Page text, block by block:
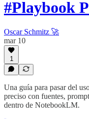
#Playbook
Oscar Schmitz 🚀
mar 10
1
Una guía para pasar del
preciso con fuentes,
dentro de NotebookLM.